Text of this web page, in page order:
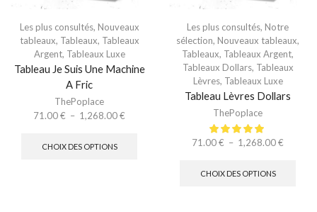
Les plus consultés, Nouveaux
tableaux, Tableaux, Tableaux
Argent, Tableaux Luxe
Tableau Je Suis Une Machine
A Fric
ThePoplace
71.00€ – 1,268.00€
CHOIX DES OPTIONS
Les plus consultés, Notre
sélection, Nouveaux tableaux,
Tableaux, Tableaux Argent,
Tableaux Dollars, Tableaux
Lèvres, Tableaux Luxe
Tableau Lèvres Dollars
ThePoplace
71.00€ – 1,268.00€
CHOIX DES OPTIONS